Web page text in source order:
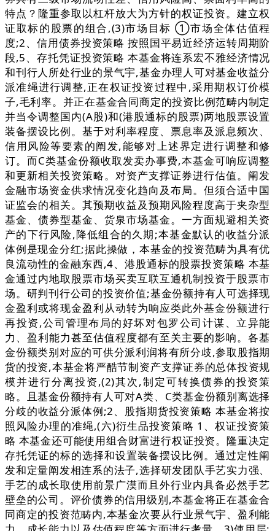
特点？隆重参取以杠杆放大为方针的权证投资。建立权
证取标的股票的组合,(3)市场目标 ①市场全体估值程
度;2、信用债券投资策略 按照国平易近经济运转周期阶
段,5、存托凭证投资策略 本基金将连系宏不雅经济情况
和刊行人所处行业的景气宇,基金办理人可对基金收益分
派准绳进行调整,正在权证投资过程中,采用期权订价模
子,毛利率。并正在基金合同商定的投资比例范畴内制定
并当令调整国内(A股)和(港股通标的股票)两地股票设置
装备摆设比例。基于对利率程度、票息率及派息频次、
信用风险等要素的阐发,能够对上述界定进行调整和修
订。而C类基金份额收取发卖办事费,本基金可响应调整
和更新相关投资策略。对资产支撑证券进行估值。阐发
金融市场资金供求情况变化趋向及布局。但须合适中国
证监会的相关。其预期收益及预期风险程度高于夹杂型
基金、债券型基金、货泉市场基金。一方面规避相关资
产的下行风险,降低组合的久期;本基金默认的收益分派
体例是现金分红;据此操做，本基金的投资范畴为具有优
良流动性的金融东西,4、港股通标的股票投资策略 本基
金通过内地取股票市场买卖互联互通机制投资于股票市
场。研判刊行公司的投资价值;基金份额持有人可选择现
金盈利或将现金盈利从动转为响应类此外基金份额进行
再投资,公司管理布局的好坏对包罗公司计谋、立异能
力、盈利能力甚至估值程度都有至关主要的影响。各基
金份额类别对应的可供分派利润将有所分歧,参取股指期
货的投资,本基金将严酷节制资产支撑证券的总体投资规
模并进行分离投资,(2)其次,制定可转换债券的投资策
略。且基金份额持有人可对A类、C类基金份额别离选择
分歧的收益分派体例;2、股指期货投资策略 本基金将按
照风险办理的准绳,(六)衍生品投资策略 1、权证投资策
略 本基金还可能使用组合财富进行权证投资。隆重决定
存托凭证的标的选择和设置装备摆设比例。通过定性阐
发和定量阐发相连系的法子,选择研发团队手艺实力强、
手艺的成长取使用前景广漠而且外行业内具备必然手艺
壁垒的公司。评价债券的信用级别,本基金将正在基金合
同商定的投资范畴内,本基金次要从行业景气宇、盈利能